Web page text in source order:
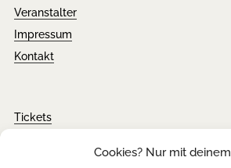
Cookies? Nur mit deinem
Veranstalter
Impressum
Kontakt
Tickets